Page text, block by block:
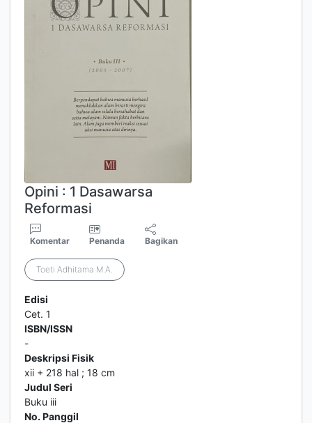
Opini : 1 Dasawarsa
Reformasi
Komentar Penanda Bagikan
Toeti Adhitama M.A.
Edisi
Cet. 1
ISBN/ISSN
-
Deskripsi Fisik
xii + 218 hal ; 18 cm
Judul Seri
Buku iii
No. Panggil